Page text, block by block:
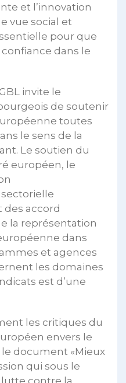
et l’innovation
vue social et
pour que
dans le
invite le
de soutenir
toutes
le sens de la
Le soutien du
européen, le
des accord
la représentation
dans
et agences
les domaines
est d’une
les critiques du
envers le
le document «Mieux
qui sous le
contre la